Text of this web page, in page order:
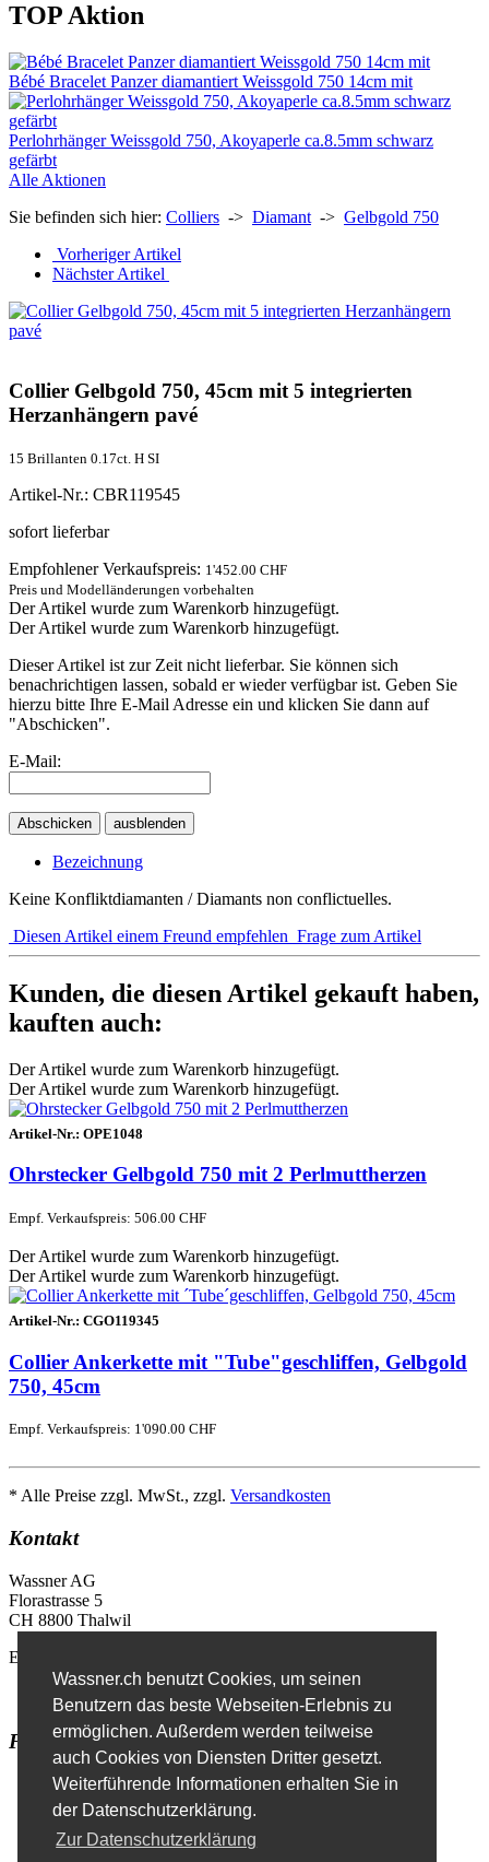
Wassner.ch benutzt Cookies, um seinen
Benutzern das beste Webseiten-Erlebnis zu
ermöglichen. Außerdem werden teilweise
auch Cookies von Diensten Dritter gesetzt.
Weiterführende Informationen erhalten Sie in
der Datenschutzerklärung.
Zur Datenschutzerklärung
TOP Aktion
Bébé Bracelet Panzer diamantiert Weissgold 750 14cm mit
Perlohrhänger Weissgold 750, Akoyaperle ca.8.5mm schwarz
gefärbt
Alle Aktionen
Sie befinden sich hier: Colliers -> Diamant -> Gelbgold 750
Vorheriger Artikel
Nächster Artikel
Collier Gelbgold 750, 45cm mit 5 integrierten
Herzanhängern pavé
15 Brillanten 0.17ct. H SI
Artikel-Nr.: CBR119545
sofort lieferbar
Empfohlener Verkaufspreis: 1'452.00 CHF
Preis und Modelländerungen vorbehalten
Der Artikel wurde zum Warenkorb hinzugefügt.
Der Artikel wurde zum Warenkorb hinzugefügt.
Dieser Artikel ist zur Zeit nicht lieferbar. Sie können sich
benachrichtigen lassen, sobald er wieder verfügbar ist. Geben Sie
hierzu bitte Ihre E-Mail Adresse ein und klicken Sie dann auf
"Abschicken".
E-Mail:
Abschicken ausblenden
Bezeichnung
Keine Konfliktdiamanten / Diamants non conflictuelles.
Diesen Artikel einem Freund empfehlen Frage zum Artikel
Kunden, die diesen Artikel gekauft haben,
kauften auch:
Der Artikel wurde zum Warenkorb hinzugefügt.
Der Artikel wurde zum Warenkorb hinzugefügt.
Artikel-Nr.: OPE1048
Ohrstecker Gelbgold 750 mit 2 Perlmuttherzen
Empf. Verkaufspreis: 506.00 CHF
Der Artikel wurde zum Warenkorb hinzugefügt.
Der Artikel wurde zum Warenkorb hinzugefügt.
Artikel-Nr.: CGO119345
Collier Ankerkette mit "Tube"geschliffen, Gelbgold
750, 45cm
Empf. Verkaufspreis: 1'090.00 CHF
* Alle Preise zzgl. MwSt., zzgl. Versandkosten
Kontakt
Wassner AG
Florastrasse 5
CH 8800 Thalwil
E-Mail
Kontaktformular
Favoriten
Erweiterte Suche